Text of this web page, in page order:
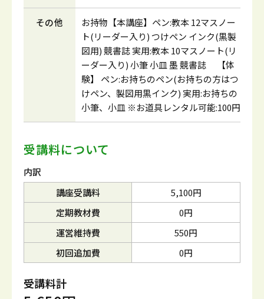
その他
お持物【本講座】ペン:教本 12マスノー
ト(リーダー入り) つけペン インク(黒製
図用) 競書誌 実用:教本 10マスノート(リ
ーダー入り) 小筆 小皿 墨 競書誌 【体
験】 ペン:お持ちのペン(お持ちの方はつ
けペン、製図用黒インク) 実用:お持ちの
小筆、小皿 ※お道具レンタル可能:100円
受講料について
内訳
講座受講料
5,100円
定期教材費
0円
運営維持費
550円
初回追加費
0円
受講料計